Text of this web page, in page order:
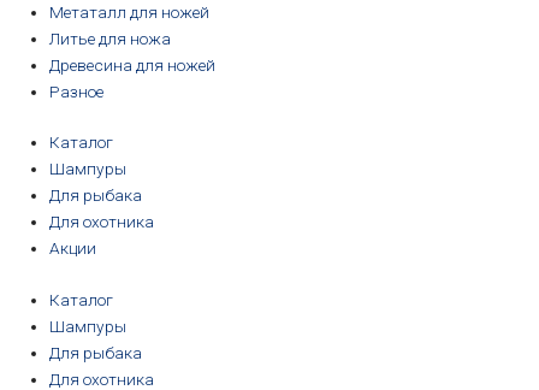
Метаталл для ножей
Литье для ножа
Древесина для ножей
Разное
Каталог
Шампуры
Для рыбака
Для охотника
Акции
Каталог
Шампуры
Для рыбака
Для охотника